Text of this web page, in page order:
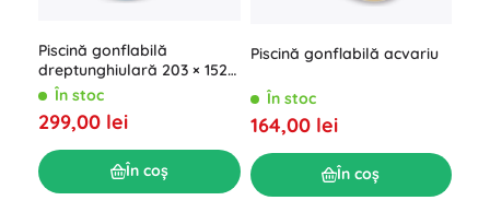
Piscină gonflabilă
dreptunghiulară 203 × 152 ×
48 cm
În stoc
299,00 lei
În coș
Piscină gonflabilă acvariu
În stoc
164,00 lei
În coș